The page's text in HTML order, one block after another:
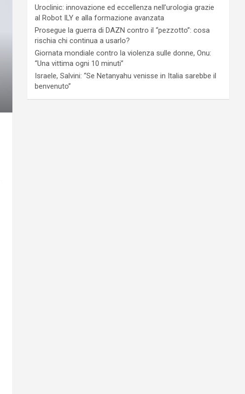
Uroclinic: innovazione ed eccellenza nell’urologia grazie
al Robot ILY e alla formazione avanzata
Prosegue la guerra di DAZN contro il “pezzotto”: cosa
rischia chi continua a usarlo?
Giornata mondiale contro la violenza sulle donne, Onu:
“Una vittima ogni 10 minuti”
Israele, Salvini: “Se Netanyahu venisse in Italia sarebbe il
benvenuto”